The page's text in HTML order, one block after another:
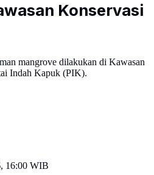
Konservasi
mangrove dilakukan di Kawasan
Indah Kapuk (PIK).
16:00 WIB